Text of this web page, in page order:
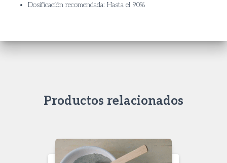
Dosificación recomendada: Hasta el 90%
Productos relacionados